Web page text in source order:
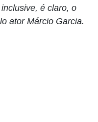
é claro, o
ator Márcio Garcia.